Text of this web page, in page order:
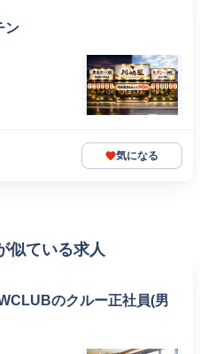
ン
気になる
似ている求人
のクルー正社員(男